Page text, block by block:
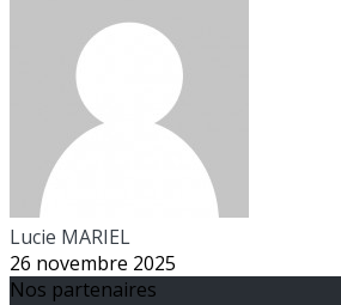
Lucie MARIEL
26 novembre 2025
Nos partenaires